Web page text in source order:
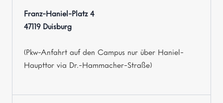
Franz-Haniel-Platz 4
47119 Duisburg
(Pkw-Anfahrt auf den Campus nur über Haniel-
Haupttor via Dr.-Hammacher-Straße)